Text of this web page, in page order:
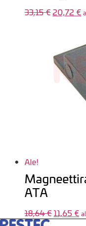
33,15€
33,15 €.
20,72 €
Ale!
ATA
18,64€11,65 €